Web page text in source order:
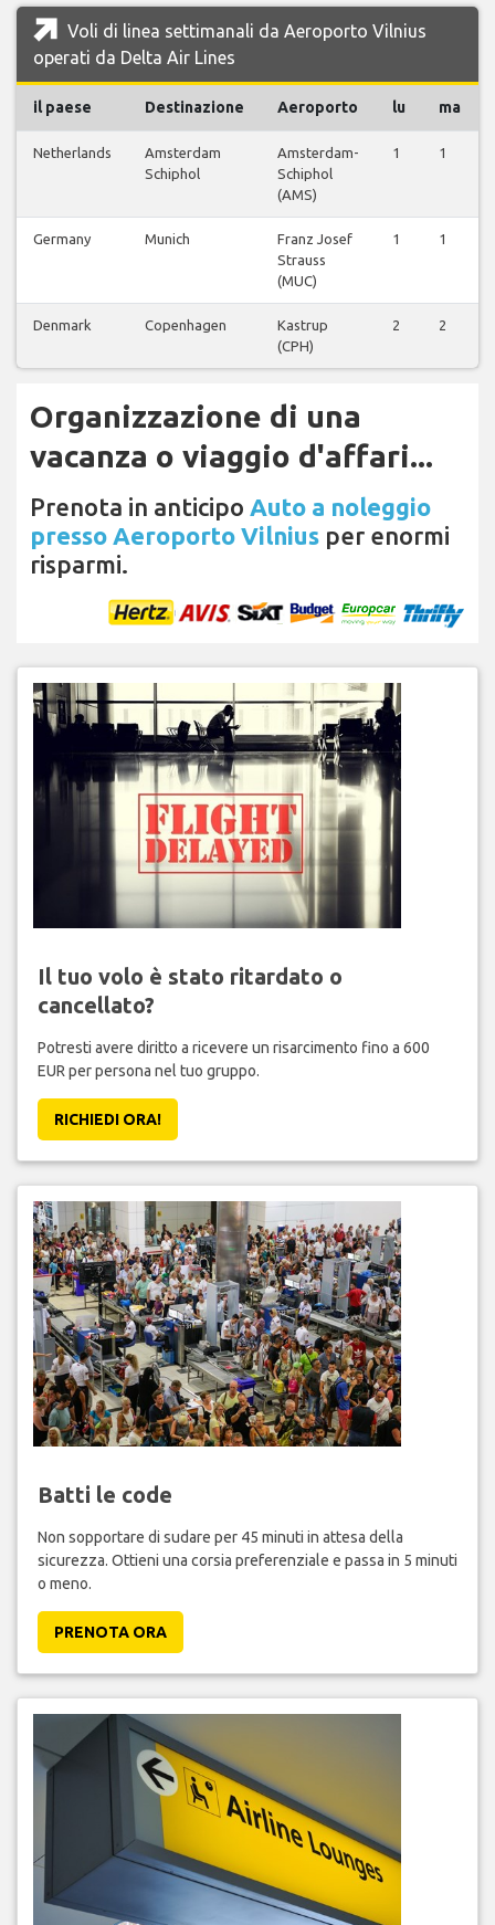
Voli di linea settimanali da Aeroporto Vilnius
operati da Delta Air Lines
il paese Destinazione Aeroporto lu ma
Netherlands
Amsterdam
Schiphol
Amsterdam-
Schiphol
(AMS)
1 1
Germany Munich
Franz Josef
Strauss
(MUC)
1 1
Denmark Copenhagen
Kastrup
(CPH)
2 2
Organizzazione di una
vacanza o viaggio d'affari...
Prenota in anticipo Auto a noleggio
presso Aeroporto Vilnius per enormi
risparmi.
Il tuo volo è stato ritardato o
cancellato?
Potresti avere diritto a ricevere un risarcimento fino a 600
EUR per persona nel tuo gruppo.
RICHIEDI ORA!
Batti le code
Non sopportare di sudare per 45 minuti in attesa della
sicurezza. Ottieni una corsia preferenziale e passa in 5 minuti
o meno.
PRENOTA ORA